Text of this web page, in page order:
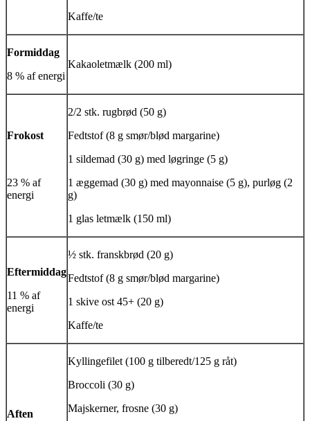
Kaffe/te
Formiddag
8 % af energi
Kakaoletmælk (200 ml)
Frokost
23 % af
energi
2/2 stk. rugbrød (50 g)
Fedtstof (8 g smør/blød margarine)
1 sildemad (30 g) med løgringe (5 g)
1 æggemad (30 g) med mayonnaise (5 g), purløg (2
g)
1 glas letmælk (150 ml)
Eftermiddag
11 % af
energi
½ stk. franskbrød (20 g)
Fedtstof (8 g smør/blød margarine)
1 skive ost 45+ (20 g)
Kaffe/te
Aften
Kyllingefilet (100 g tilberedt/125 g råt)
Broccoli (30 g)
Majskerner, frosne (30 g)